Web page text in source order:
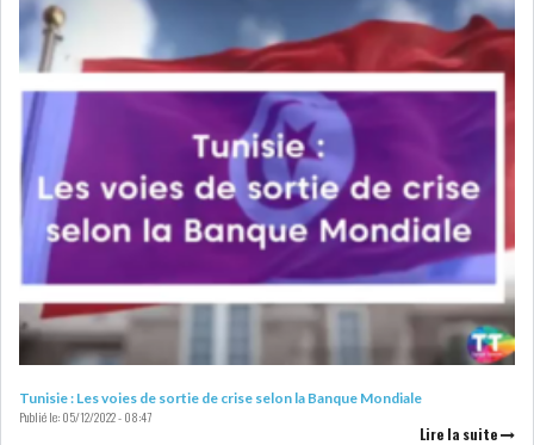
Tunisie : Les voies de sortie de crise selon la Banque Mondiale
Publié le:05/12/2022 - 08:47
Lire la suite